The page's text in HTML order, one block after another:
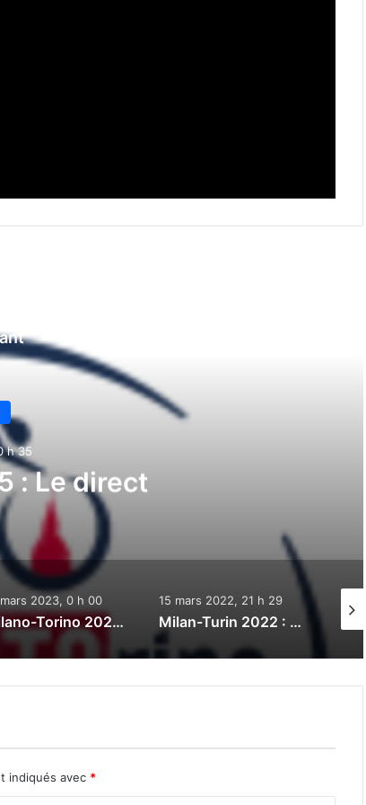
h 35
: Le direct
2023, 0 h 00
Milano-Torino 2023 : Le direct
15 mars 2022, 21 h 29
Milan-Turin 2022 : Le direct
indiqués avec *